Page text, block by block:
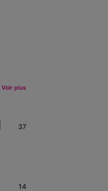
Voir plus
37
14